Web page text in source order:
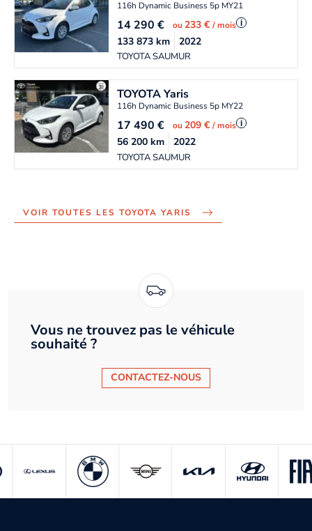
116h Dynamic Business 5p MY21
14 290€ ou233 €/ mois i
TOYOTA SAUMUR
133 873km 2022
TOYOTAYaris
116h Dynamic Business 5p MY22
17 490€ ou209 €/ mois i
TOYOTA SAUMUR
56 200km 2022
VOIR TOUTES LES TOYOTA YARIS
Vous ne trouvez pas le véhicule
souhaité ?
CONTACTEZ-NOUS